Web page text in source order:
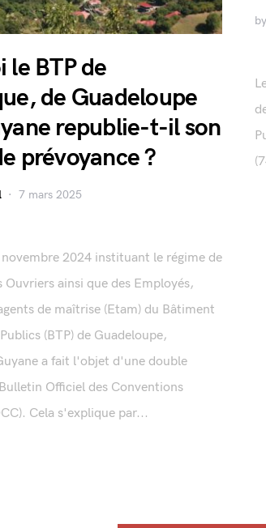
le BTP de
de Guadeloupe
republie-t-il son
prévoyance ?
7 mars 2025
2024 instituant le régime de
Ouvriers ainsi que des Employés,
de maîtrise (Etam) du Bâtiment
(BTP) de Guadeloupe,
a fait l'objet d'une double
Officiel des Conventions
Cela s'explique par...
by